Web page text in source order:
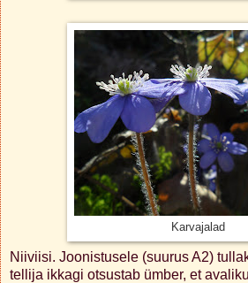
Karvajalad
Niiviisi. Joonistusele (suurus A2)
tellija ikkagi otsustab ümber, et